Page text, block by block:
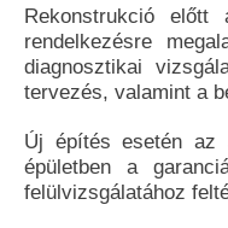
Rekonstrukció
rendelkezésre
diagnosztikai
tervezés, valamint a
Új építés esetén az
épületben a
felülvizsgálatához